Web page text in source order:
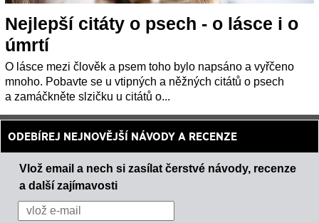
Nejlepší citáty o psech - o lásce i o
úmrtí
O lásce mezi člověk a psem toho bylo napsáno a vyřčeno
mnoho. Pobavte se u vtipných a něžných citátů o psech
a zamáčkněte slzičku u citátů o...
ODEBÍREJ NEJNOVĚJŠÍ NÁVODY A RECENZE
Vlož email a nech si zasílat čerstvé návody, recenze
a další zajímavosti